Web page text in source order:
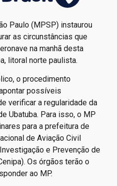
Paulo (MPSP) instaurou
as circunstâncias que
na manhã desta
litoral norte paulista.
o procedimento
possíveis
verificar a regularidade da
Ubatuba. Para isso, o MP
para a prefeitura de
de Aviação Civil
e Prevenção de
Os órgãos terão o
ao MP.